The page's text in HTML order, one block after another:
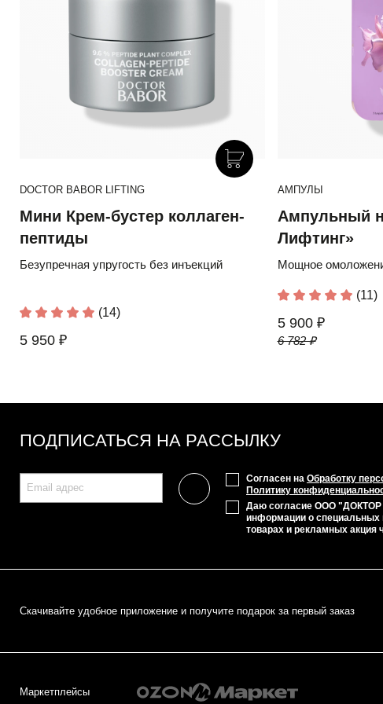
DOCTOR BABOR LIFTING
Мини Крем-бустер коллаген-
пептиды
Безупречная упругость без инъекций
(14)
5 950 ₽
АМПУЛЫ
Ампульный
Лифтинг»
Мощное
(11)
5 900 ₽
6 782 ₽
ПОДПИСАТЬСЯ НА РАССЫЛКУ
Согласен на Обработку
Политику
Даю согласие ООО
информации о специальных
товарах и рекламных акция
Cкачивайте удобное приложение и получите подарок за первый заказ
Маркетплейсы